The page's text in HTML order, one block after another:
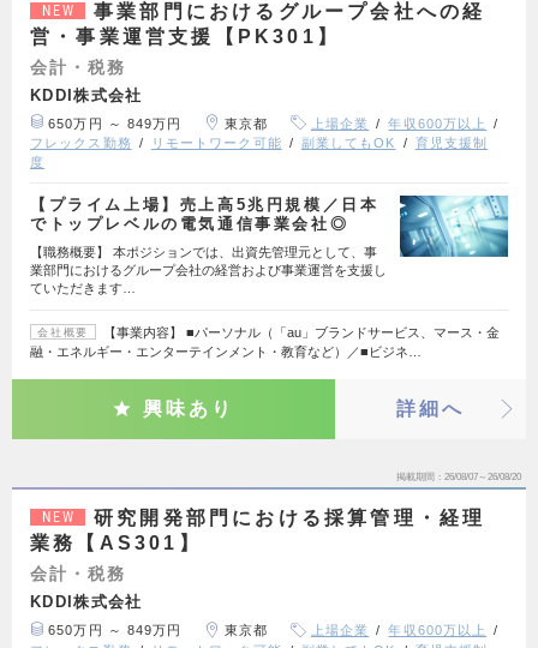
NEW
事業部門におけるグループ会社への経
営・事業運営支援【PK301】
会計・税務
KDDI株式会社
650万円 ～ 849万円 東京都 上場企業
年収600万以上
フレックス勤務
リモートワーク可能 副業してもOK
育児支援制
度
【プライム上場】売上高5兆円規模／日本
でトップレベルの電気通信事業会社◎
【職務概要】 本ポジションでは、出資先管理元として、事
業部門におけるグループ会社の経営および事業運営を支援し
ていただきます…
会社概要
【事業内容】 ■パーソナル（「au」ブランドサービス、マース・金
融・エネルギー・エンターテインメント・教育など）／■ビジネ…
興味あり 詳細へ
掲載期間 26/08/07～26/08/20
NEW
研究開発部門における採算管理・経理
業務【AS301】
会計・税務
KDDI株式会社
650万円 ～ 849万円 東京都 上場企業
年収600万以上